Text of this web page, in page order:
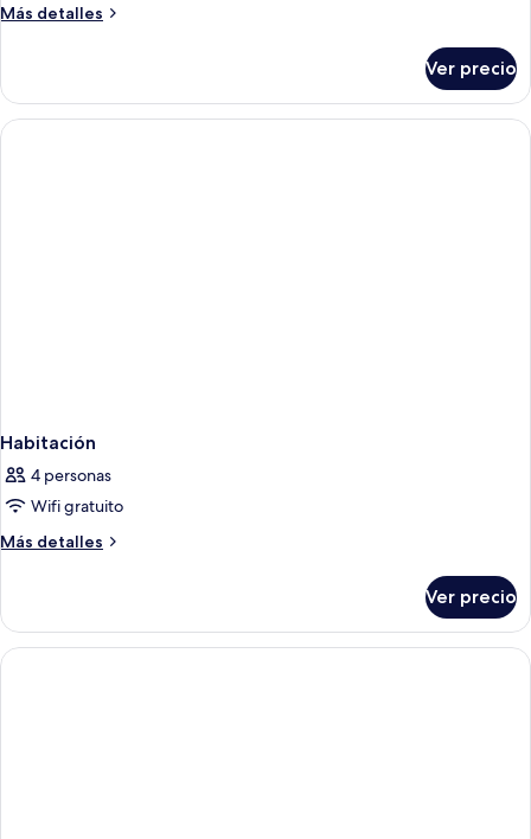
Más detalles
Más
colline
Ver precio
Habitación
4 personas
Wifi gratuito
Más detalles
Más
Ver precio